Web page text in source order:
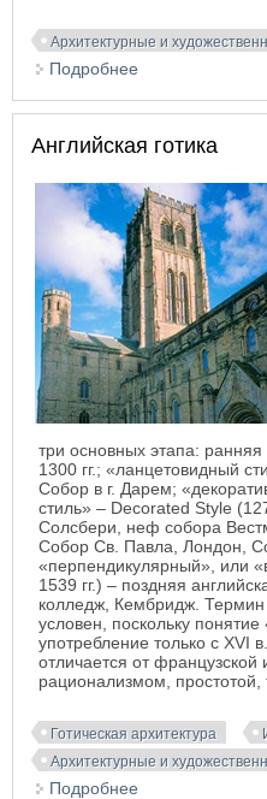
Архитектурные и
Подробнее
Английская готика
три основных этапа: ранняя
1300 гг.; «ланцетовидный
Собор в г. Дарем;
стиль» – Decorated Style
Солсбери, неф собора
Собор Св. Павла, Лондон,
«перпендикулярный», или
1539 гг.) – поздняя
колледж, Кембридж. Термин
условен, поскольку понятие
употребление только с XVI
отличается от
рационализмом, простотой,
Готическая архитектура
Архитектурные и
Подробнее